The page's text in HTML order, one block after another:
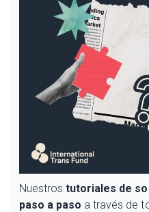
Nuestrostutoriales de
paso a paso a través de